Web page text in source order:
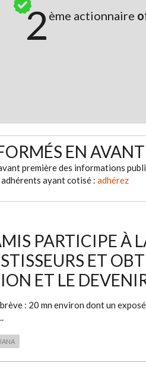
2 ème actionnaire
EN
première des informations
ayant cotisé : adhérez
PARTICIPE À
ET
ET LE
: 20 mn environ dont un